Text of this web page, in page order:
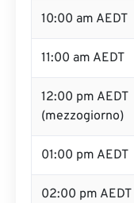
10:00 am AEDT
11:00 am AEDT
12:00 pm AEDT
(mezzogiorno)
01:00 pm AEDT
02:00 pm AEDT